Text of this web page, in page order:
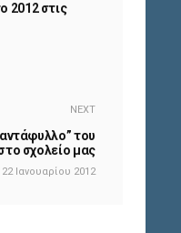
2012 στις
NEXT
του
σχολείο μας
22 Ιανουαρίου 2012